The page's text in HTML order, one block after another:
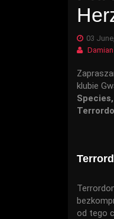
03
klubie
od tego